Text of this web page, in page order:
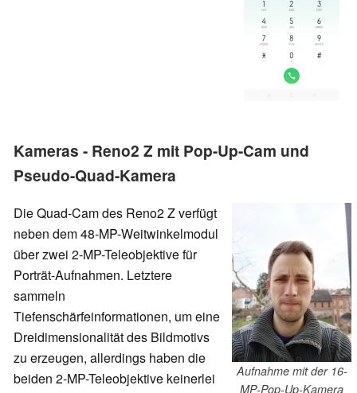
Kameras - Reno2 Z mit Pop-Up-Cam und
Pseudo-Quad-Kamera
Aufnahme mit der 16-
MP-Pop-Up-Kamera
Die Quad-Cam des Reno2 Z verfügt
neben dem 48-MP-Weitwinkelmodul
über zwei 2-MP-Teleobjektive für
Porträt-Aufnahmen. Letztere
sammeln
Tiefenschärfeinformationen, um eine
Dreidimensionalität des Bildmotivs
zu erzeugen, allerdings haben die
beiden 2-MP-Teleobjektive keinerlei